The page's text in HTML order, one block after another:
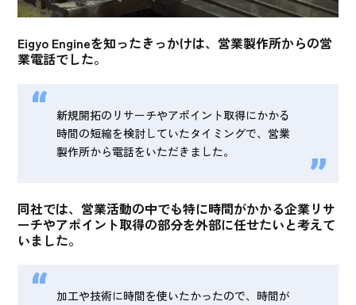
Eigyo Engineを知ったきっかけは、営業製作所からの営
業電話でした。
新規開拓のリサーチやアポイント取得にかかる
時間の短縮を検討していたタイミングで、営業
製作所から電話をいただきました。
同社では、 営業活動の中でも特に時間がかかる企業リサ
ーチやアポイント取得の部分を外部に任せたいと考えて
いました。
加工や技術に時間を使いたかったので、時間が